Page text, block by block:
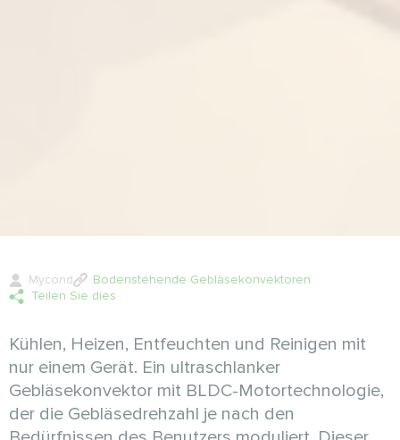
Mycond
Bodenstehende Gebläsekonvektoren
Teilen Sie dies
Kühlen, Heizen, Entfeuchten und Reinigen mit
nur einem Gerät. Ein ultraschlanker
Gebläsekonvektor mit BLDC-Motortechnologie,
der die Gebläsedrehzahl je nach den